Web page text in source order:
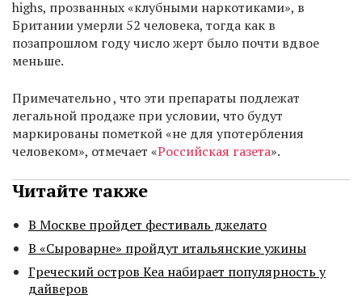
highs, прозванных «клубными наркотиками», в
Британии умерли 52 человека, тогда как в
позапрошлом году число жерт было почти вдвое
меньше.
Примечательно , что эти препараты подлежат
легальной продаже при условии, что будут
маркированы пометкой «не для употербления
человеком», отмечает «Российская газета».
Читайте также
В Москве пройдет фестиваль джелато
В «Сыроварне» пройдут итальянские ужины
Греческий остров Кеа набирает популярность у
дайверов